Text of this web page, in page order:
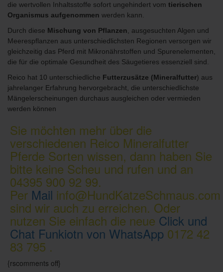
die wertvollen Inhaltsstoffe sofort ungehindert vom tierischen
Organismus aufgenommen werden kann.
Durch diese Mischung von Pflanzen, ausgesuchten Algen und
Meerespflanzen aus unterschiedlichsten Regionen versorgen wir
gleichzeitig das Pferd mit Mikronährstoffen und Spurenelementen,
die für die optimale Gesundheit des Säugetieres essenziell sind.
Reico hat 10 unterschiedliche Futterzusätze (Mineralfutter) aus
jahrelanger Erfahrung hervorgebracht, die unterschiedlichste
Mängelerscheinungen durchaus ausgleichen oder vermieden
werden können
Sie möchten mehr über die
verschiedenen Reico Mineralfutter
Pferde Sorten wissen, dann haben Sie
bitte keine Scheu und rufen und an
04395 900 92 99.
Per Mail info@HundKatzeSchmaus.com
sind wir auch zu erreichen. Oder
nutzen Sie einfach die neue Click und
Chat Funkiotn von WhatsApp 0172 42
83 795 .
{rscomments off}